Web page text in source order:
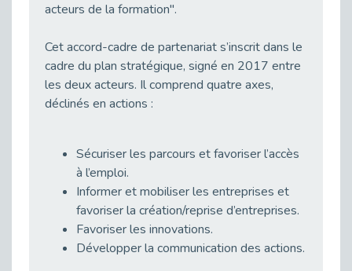
Publié le 26/02/2026
Le FALC : Bien plus qu'une écriture, un levier d'inclusion
Publié le 25/02/2026
Handicap visuel et emploi : lever les obstacles pour révéler les - vidéo
Publié le 25/02/2026
Le TIH : L'Expertise au Service de l'Inclusion
Publié le 24/02/2026
Publié le 24/02/2026
acteurs de la formation".
Cet accord-cadre de partenariat s’inscrit dans le
cadre du plan stratégique, signé en 2017 entre
les deux acteurs. Il comprend quatre axes,
déclinés en actions :
Sécuriser les parcours et favoriser l’accès
à l’emploi.
Informer et mobiliser les entreprises et
favoriser la création/reprise d’entreprises.
Favoriser les innovations.
Développer la communication des actions.